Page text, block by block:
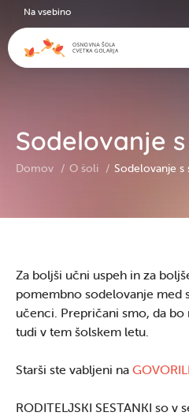
Sodelovanje
Domov O šoli Sodelovanje s
Za boljši učni uspeh in za
pomembno sodelovanje med
učenci. Prepričani smo, da bo
tudi v tem šolskem letu.
Starši ste vabljeni na
RODITELJSKI SESTANKI so
Na vsebino